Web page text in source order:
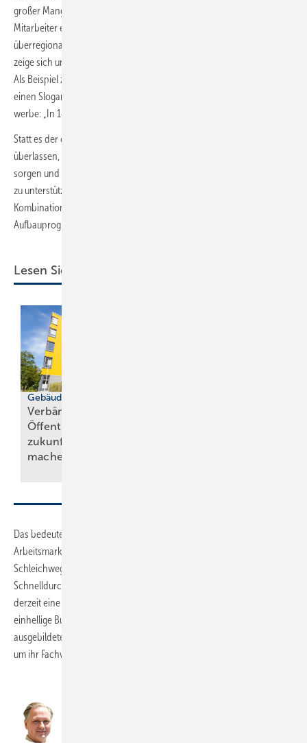
großer Mangel auf dem Arbeitsmarkt. Damit dennoch mehr
Mitarbeiter eingestellt werden können, sind vor allem die seit Kurzem
überregional tätigen Installationsunternehmen kreativ geworden. Das
zeige sich unter anderem bei der Rekrutierung von Quereinsteigern.
Als Beispiel zitierte Udo Wirges, Bereichsleiter Technik im ZVSHK,
einen Slogan, mit dem eine Akademie eines überregionalen Anbieters
werbe: „In 14 Wochen zu vollwertigen Monteuren für Wärmepumpen.“
Statt es der originär verantwortlichen SHK-Berufsorganisation zu
überlassen, für eine solide Ausbildung zum Anlagenmechaniker zu
sorgen und diesen qualifizierten Bildungsweg ebenfalls nach Kräften
zu unterstützen, setze man auf eine alternative Schulung in
Kombination mit dem Angebot der Bundesförderung
Aufbauprogramm Wärmepumpe (BAW).
Lesen Sie auch:
Gebäudebestand
Verbände fordern:
Öffent­liche Gebäude
zukunfts­fest
machen
Das bedeutet im Klartext: Um schneller an Leute zu kommen, die der
Arbeitsmarkt nicht bietet, haben vor allem einige Start-ups einen
Schleichweg entdeckt. Denn realisiert wird eine Weiterbildung im
Schnelldurchgang und kassiert wird dafür sogar eine Förderung –
derzeit eine legale Vorgehensweise! Ziel sei aber eigentlich, so die
einhellige Bufa-Meinung, dass diese Weiterbildung bereits
ausgebildeten Anlagenmechanikern zusätzliche Möglichkeiten bietet,
um ihr Fachwissen zur Wärmepumpe noch weiter zu vertiefen.